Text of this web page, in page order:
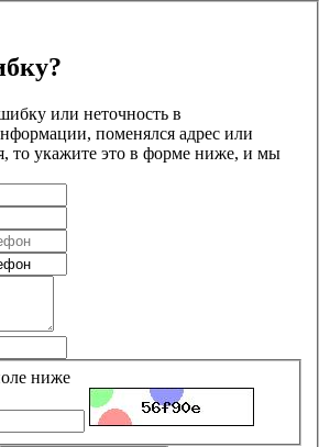
или неточность в
поменялся адрес или
то укажите это в форме ниже, и мы
ниже